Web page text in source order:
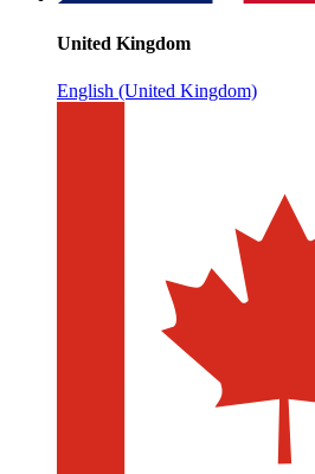
United Kingdom
English (United Kingdom)